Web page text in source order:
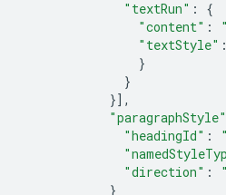
"textRun" :
{
"content" :
"textStyle" :
}
}
}],
"paragraphStyle"
"headingId" :
"direction" :
}